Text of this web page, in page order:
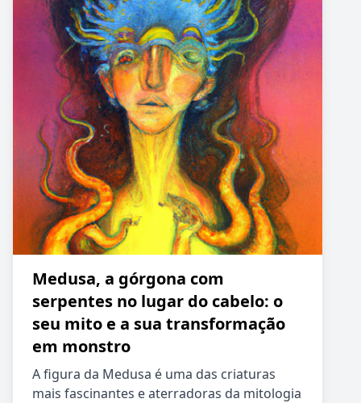
Medusa, a górgona com
serpentes no lugar do cabelo: o
seu mito e a sua transformação
em monstro
A figura da Medusa é uma das criaturas
mais fascinantes e aterradoras da mitologia